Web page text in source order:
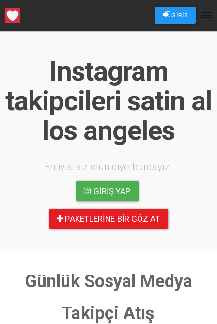
GİRİŞ
Instagram
takipcileri satin al
los angeles
En iyisi siz olun diye burdayız.
GIRIŞ YAP
PAKETLERINE BIR GÖZ AT
Günlük Sosyal Medya
Takipçi Atış